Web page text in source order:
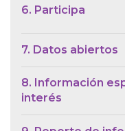
6. Participa
7. Datos abiertos
8. Información
interés